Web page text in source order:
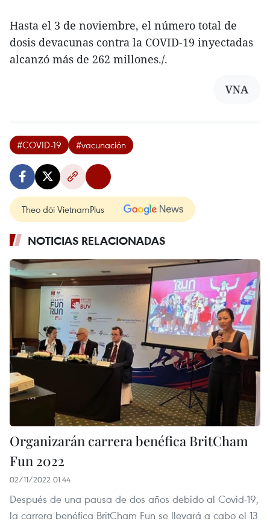
Hasta el 3 de noviembre, el número total de
dosis devacunas contra la COVID-19 inyectadas
alcanzó más de 262 millones./.
VNA
#COVID-19 #vacunación
Theo dõi VietnamPlus
NOTICIAS RELACIONADAS
Organizarán carrera benéfica BritCham
Fun 2022
02/11/2022 01:44
Después de una pausa de dos años debido al Covid-19,
la carrera benéfica BritCham Fun se llevará a cabo el 13